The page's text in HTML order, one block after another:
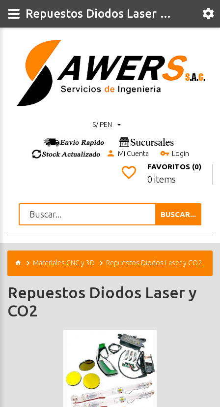
S/ PEN
Mi Cuenta Login
FAVORITOS (0)
0 items
BUSCAR...
Materiales CNC y 3D Repuestos Diodos Laser y CO2
Repuestos Diodos Laser y
CO2
Repuestos Diodos Laser y CO2